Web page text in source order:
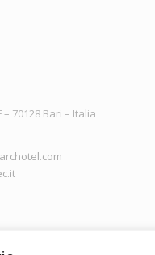
70128 Bari – Italia